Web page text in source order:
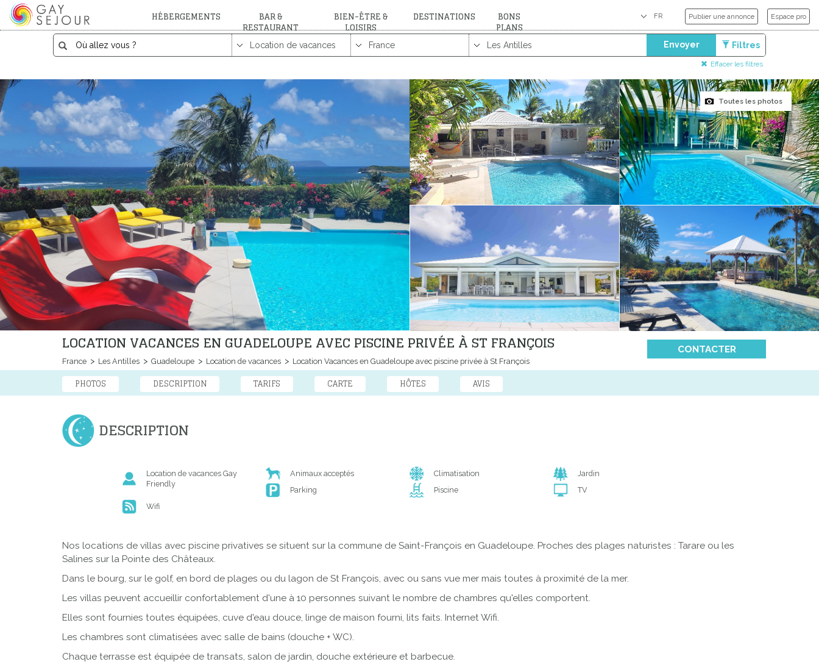
HÉBERGEMENTS BAR &
RESTAURANT
BIEN-ÊTRE &
LOISIRS
DESTINATIONS BONS
PLANS
Publier une annonce Espace pro
Envoyer Filtres
Effacer les filtres
Toutes les photos
LOCATION VACANCES EN GUADELOUPE AVEC PISCINE PRIVÉE À ST FRANÇOIS
France Les Antilles Guadeloupe Location de vacances Location Vacances en Guadeloupe avec piscine privée à St François
CONTACTER
PHOTOS DESCRIPTION TARIFS CARTE HÔTES AVIS
DESCRIPTION
Location de vacances Gay
Friendly
Animaux acceptés Climatisation
Jardin
Parking
Piscine
TV
Wifi
Nos locations de villas avec piscine privatives se situent sur la commune de Saint-François en Guadeloupe. Proches des plages naturistes : Tarare ou les
Salines sur la Pointe des Châteaux.
Dans le bourg, sur le golf, en bord de plages ou du lagon de St François, avec ou sans vue mer mais toutes à proximité de la mer.
Les villas peuvent accueillir confortablement d'une à 10 personnes suivant le nombre de chambres qu'elles comportent.
Elles sont fournies toutes équipées, cuve d'eau douce, linge de maison fourni, lits faits. Internet Wifi.
Les chambres sont climatisées avec salle de bains (douche + WC).
Chaque terrasse est équipée de transats, salon de jardin, douche extérieure et barbecue.